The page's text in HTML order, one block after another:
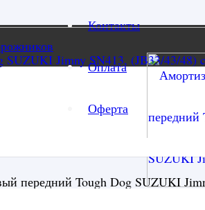
Контакты
Оплата
Оферта
передний Tough Dog SUZUKI